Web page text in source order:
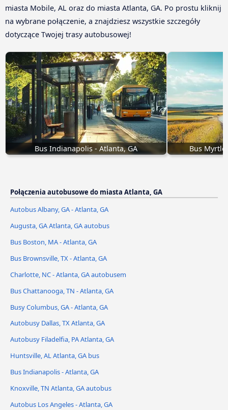
miasta Mobile, AL oraz do miasta Atlanta, GA. Po prostu kliknij
na wybrane połączenie, a znajdziesz wszystkie szczegóły
dotyczące Twojej trasy autobusowej!
Bus Indianapolis - Atlanta, GA Bus Myrtle
Połączenia autobusowe do miasta Atlanta, GA
Autobus Albany, GA - Atlanta, GA
Augusta, GA Atlanta, GA autobus
Bus Boston, MA - Atlanta, GA
Bus Brownsville, TX - Atlanta, GA
Charlotte, NC - Atlanta, GA autobusem
Bus Chattanooga, TN - Atlanta, GA
Busy Columbus, GA - Atlanta, GA
Autobusy Dallas, TX Atlanta, GA
Autobusy Filadelfia, PA Atlanta, GA
Huntsville, AL Atlanta, GA bus
Bus Indianapolis - Atlanta, GA
Knoxville, TN Atlanta, GA autobus
Autobus Los Angeles - Atlanta, GA